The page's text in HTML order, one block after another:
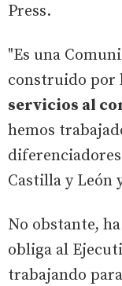
Press.
"Es una
construido por
servicios al
hemos
Castilla y León
No obstante,
obliga al
trabajando